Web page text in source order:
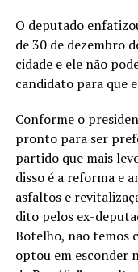
O deputado
de 30 de dezembro
cidade e ele não
candidato para que
Conforme o
pronto para ser
partido que mais
disso é a reforma e
asfaltos e
dito pelos ex-
Botelho, não temos
optou em esconder